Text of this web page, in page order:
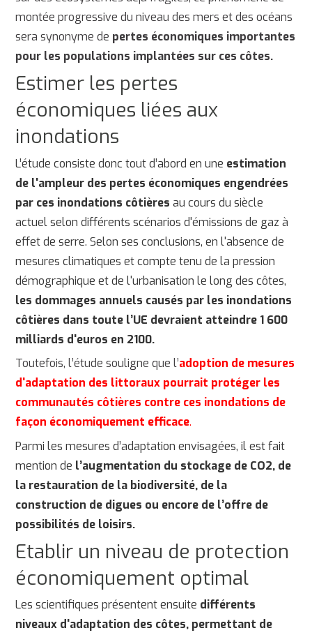
montée progressive du niveau des mers et des océans
sera synonyme de pertes économiques importantes
pour les populations implantées sur ces côtes.
Estimer les pertes
économiques liées aux
inondations
L’étude consiste donc tout d’abord en une estimation
de l'ampleur des pertes économiques engendrées
par ces inondations côtières au cours du siècle
actuel selon différents scénarios d'émissions de gaz à
effet de serre. Selon ses conclusions, en l'absence de
mesures climatiques et compte tenu de la pression
démographique et de l'urbanisation le long des côtes,
les dommages annuels causés par les inondations
côtières dans toute l’UE devraient atteindre 1 600
milliards d'euros en 2100.
Toutefois, l’étude souligne que l’adoption de mesures
d'adaptation des littoraux pourrait protéger les
communautés côtières contre ces inondations de
façon économiquement efficace.
Parmi les mesures d’adaptation envisagées, il est fait
mention de l’augmentation du stockage de CO2, de
la restauration de la biodiversité, de la
construction de digues ou encore de l’offre de
possibilités de loisirs.
Etablir un niveau de protection
économiquement optimal
Les scientifiques présentent ensuite différents
niveaux d'adaptation des côtes, permettant de